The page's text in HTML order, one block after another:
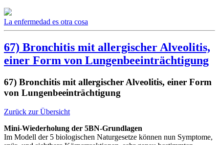
La enfermedad es otra cosa
67) Bronchitis mit allergischer Alveolitis,
einer Form von Lungenbeeinträchtigung
67) Bronchitis mit allergischer Alveolitis, einer Form
von Lungenbeeinträchtigung
Zurück zur Übersicht
Mini-Wiederholung der 5BN-Grundlagen
Im Modell der 5 biologischen Naturgesetze können nun Symptome,